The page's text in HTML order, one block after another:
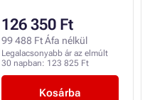
126 350 Ft
99 488 Ft Áfa nélkül
Legalacsonyabb ár az elmúlt
30 napban: 123 825 Ft
Kosárba